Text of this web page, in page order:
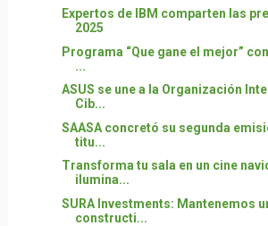
Expertos de IBM comparten las
2025
Programa “Que gane el mejor”
...
ASUS se une a la Organización
Cib...
SAASA concretó su segunda
titu...
Transforma tu sala en un cine
ilumina...
SURA Investments: Mantenemos
constructi...